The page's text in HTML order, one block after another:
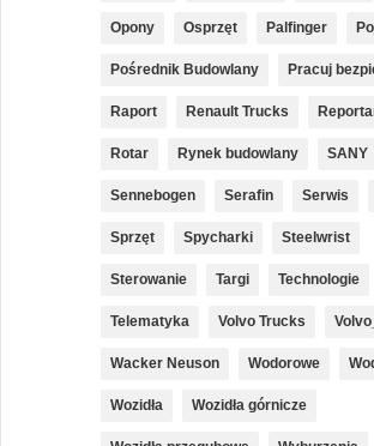
Opony Osprzęt Palfinger
Pośrednik Budowlany Pracuj
Raport Renault Trucks
Rotar Rynek budowlany SANY
Sennebogen Serafin Serwis
Sprzęt Spycharki Steelwrist
Sterowanie Targi Technologie
Telematyka Volvo Trucks Volvo_
Wacker Neuson Wodorowe
Wozidła Wozidła górnicze